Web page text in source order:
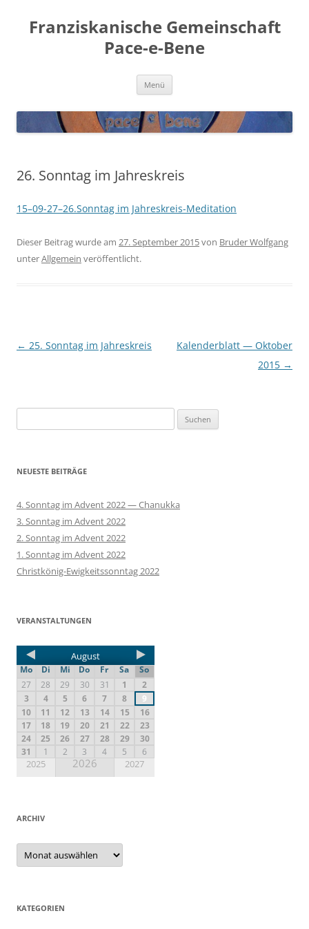
Franziskanische Gemeinschaft
Pace-e-Bene
Menü
26. Sonntag im Jahreskreis
15–09-27–26.Sonntag im Jahreskreis-Meditation
Dieser Beitrag wurde am 27. September 2015von Bruder Wolfgang
unterAllgemein veröffentlicht.
Beitragsnavigation
← 25. Sonntag im Jahreskreis
Kalenderblatt — Oktober
2015 →
nach:
NEUESTE BEITRÄGE
4. Sonntag im Advent 2022 — Chanukka
3. Sonntag im Advent 2022
2. Sonntag im Advent 2022
1. Sonntag im Advent 2022
Christkönig-Ewigkeitssonntag 2022
VERANSTALTUNGEN
August
Mo Di Mi Do Fr Sa
So
27
28 29 30 31 1
2
3
4 5 6 7 8
9
10
11 12 13 14 15
16
17
18 19 20 21 22
23
24
25 26 27 28 29
30
31
1 2 3 4 5 6
2025 2026 2027
ARCHIV
KATEGORIEN